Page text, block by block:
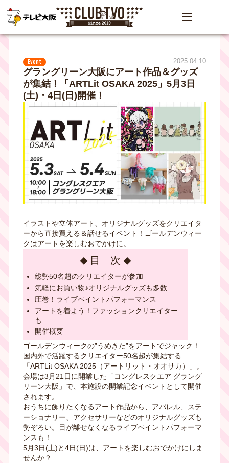
Event 2025.04.10
グラングリーン大阪にアート作品＆グッズ
が集結！「ARTLit OSAKA 2025」5月3日
(土)・4日(日)開催！
イラストや立体アート、オリジナルグッズをクリエイタ
ーから直接買える＆話せるイベント！ゴールデンウィー
クはアートを楽しむおでかけに。
目 次
総勢50名超のクリエイターが参加
気軽にお買い物♪オリジナルグッズも多数
圧巻！ライブペイントパフォーマンス
アートを着よう！ファッションクリエイター
も
開催概要
ゴールデンウィークの”うめきた”をアートでジャック！
国内外で活躍するクリエイター50名超が集結する
「ARTLit OSAKA 2025（アートリット・オオサカ）」。
会場は3月21日に開業した「コングレスクエア グラング
リーン大阪」で、本施設の開業記念イベントとして開催
されます。
おうちに飾りたくなるアート作品から、アパレル、ステ
ーショナリー、アクセサリーなどのオリジナルグッズも
勢ぞろい。目が離せなくなるライブペイントパフォーマ
ンスも！
5月3日(土)と4日(日)は、アートを楽しむおでかけにしま
せんか？